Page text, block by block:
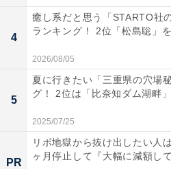
※回答者のコメントは原文ママ
この記事の筆者：福島 ゆき プ
アニメや漫画のレビュー、エ
心に、オールジャンルで執筆
取材などのリポート記事も担
About ニュースでのライター歴
4
癒し系だと思う「STARTO社
ランキング！ 2位「松島聡」を
2026/08/05
5
夏に行きたい「三重県の穴場
グ！ 2位は「比奈知ダム湖畔
2025/07/25
PR
リボ地獄から抜け出したい人
ヶ月停止して『大幅に減額し